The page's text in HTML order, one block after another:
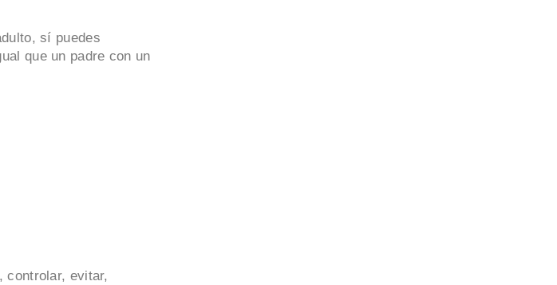
sí puedes
que un padre con un
controlar, evitar,